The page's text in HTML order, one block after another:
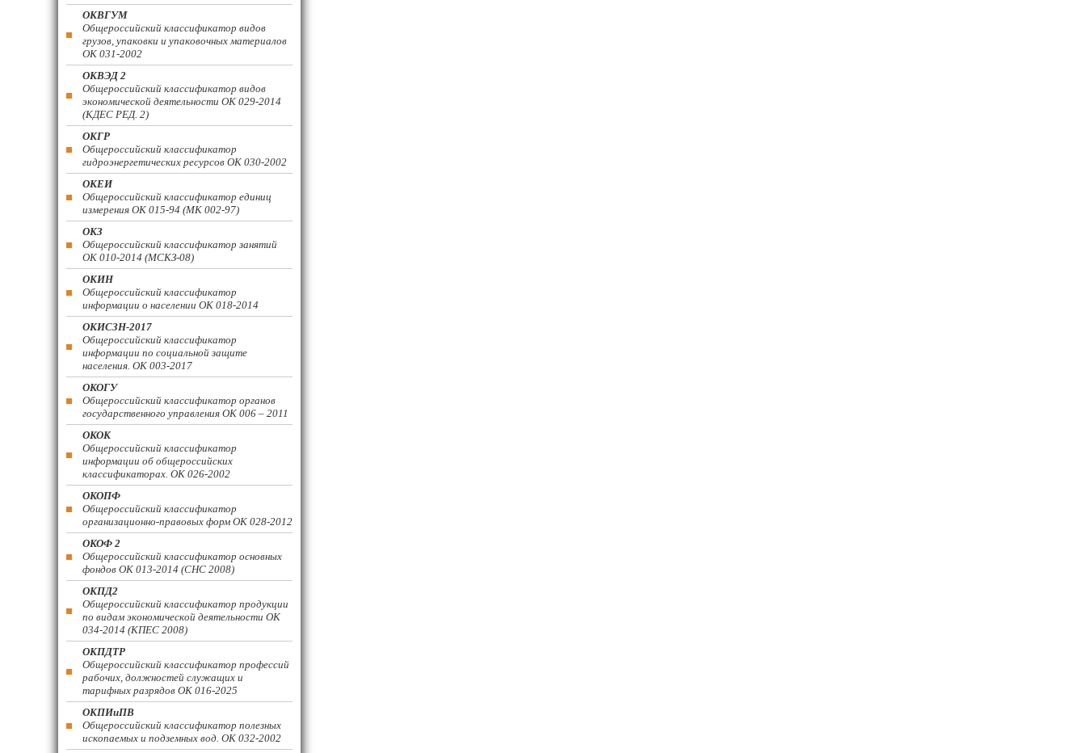
ОКВГУМ
Общероссийский классификатор видов
грузов, упаковки и упаковочных материалов
ОК 031-2002
ОКВЭД 2
Общероссийский классификатор видов
экономической деятельности ОК 029-2014
(КДЕС РЕД. 2)
ОКГР
Общероссийский классификатор
гидроэнергетических ресурсов ОК 030-2002
ОКЕИ
Общероссийский классификатор единиц
измерения ОК 015-94 (МК 002-97)
ОКЗ
Общероссийский классификатор занятий
ОК 010-2014 (МСКЗ-08)
ОКИН
Общероссийский классификатор
информации о населении ОК 018-2014
ОКИСЗН-2017
Общероссийский классификатор
информации по социальной защите
населения. ОК 003-2017
ОКОГУ
Общероссийский классификатор органов
государственного управления ОК 006 – 2011
ОКОК
Общероссийский классификатор
информации об общероссийских
классификаторах. ОК 026-2002
ОКОПФ
Общероссийский классификатор
организационно-правовых форм ОК 028-2012
ОКОФ 2
Общероссийский классификатор основных
фондов ОК 013-2014 (СНС 2008)
ОКПД2
Общероссийский классификатор продукции
по видам экономической деятельности ОК
034-2014 (КПЕС 2008)
ОКПДТР
Общероссийский классификатор профессий
рабочих, должностей служащих и
тарифных разрядов ОК 016-2025
ОКПИиПВ
Общероссийский классификатор полезных
ископаемых и подземных вод. ОК 032-2002